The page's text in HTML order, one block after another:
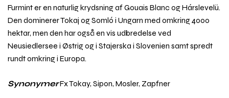
Furmint er en naturlig krydsning af Gouais Blanc og Hárslevelü.
Den dominerer Tokaj og Somló i Ungarn med omkring 4000
hektar, men den har også en vis udbredelse ved
Neusiedlersee i Østrig og i Stajerska i Slovenien samt spredt
rundt omkring i Europa.
SynonymerFx Tokay, Sipon, Mosler, Zapfner